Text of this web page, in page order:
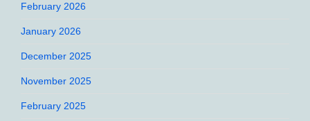
February 2026
January 2026
December 2025
November 2025
February 2025